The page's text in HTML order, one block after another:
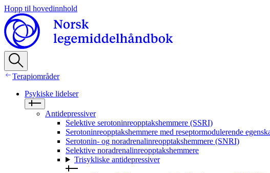
Hopp til hovedinnhold
Terapiområder
Psykiske lidelser
Antidepressiver
Selektive serotoninreopptakshemmere (SSRI)
Serotoninreopptakshemmere med reseptormodulerende
Serotonin- og noradrenalinreopptakshemmere (SNRI)
Selektive noradrenalinreopptakshemmere
Trisykliske antidepressiver